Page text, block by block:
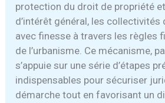
protection du droit de propriété
d’intérêt général, les collectivités
avec finesse à travers les règles
de l’urbanisme. Ce mécanisme,
s’appuie sur une série d’étapes
indispensables pour sécuriser
démarche tout en favorisant un